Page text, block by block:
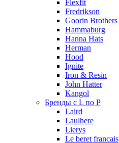
Flexfit
Fredrikson
Goorin Brothers
Hammaburg
Hanna Hats
Herman
Hood
Ignite
Iron & Resin
John Hatter
Kangol
Бренды с L по P
Laird
Laulhere
Lierys
Le beret francais